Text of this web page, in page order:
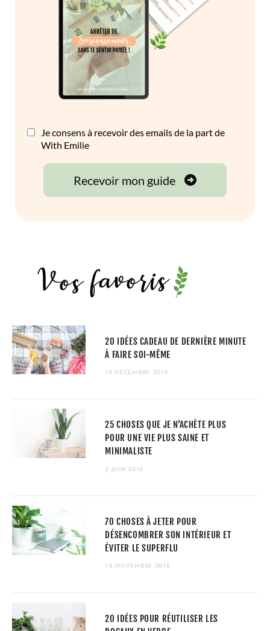
20 IDÉES CADEAU DE DERNIÈRE MINUTE
À FAIRE SOI-MÊME
18 DÉCEMBRE 2019
25 CHOSES QUE JE N’ACHÈTE PLUS
POUR UNE VIE PLUS SAINE ET
MINIMALISTE
2 JUIN 2019
70 CHOSES À JETER POUR
DÉSENCOMBRER SON INTÉRIEUR ET
ÉVITER LE SUPERFLU
14 NOVEMBRE 2018
20 IDÉES POUR RÉUTILISER LES